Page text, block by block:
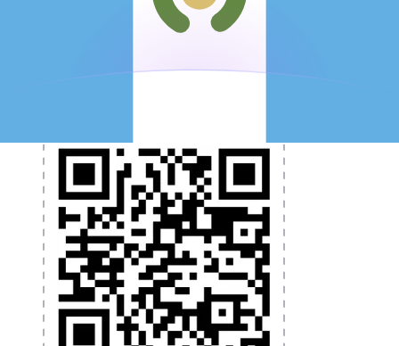
et la gestion de vos devises. Convertissez des devises,
programmez des alertes de taux et transférez de